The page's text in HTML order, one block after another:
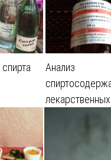
Анализ